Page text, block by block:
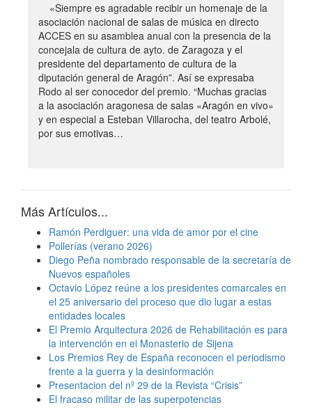
«Siempre es agradable recibir un homenaje de la
asociación nacional de salas de música en directo
ACCES en su asamblea anual con la presencia de la
concejala de cultura de ayto. de Zaragoza y el
presidente del departamento de cultura de la
diputación general de Aragón”. Así se expresaba
Rodo al ser conocedor del premio. “Muchas gracias
a la asociación aragonesa de salas «Aragón en vivo»
y en especial a Esteban Villarocha, del teatro Arbolé,
por sus emotivas…
Más Artículos...
Ramón Perdiguer: una vida de amor por el cine
Pollerías (verano 2026)
Diego Peña nombrado responsable de la secretaría de
Nuevos españoles
Octavio López reúne a los presidentes comarcales en
el 25 aniversario del proceso que dio lugar a estas
entidades locales
El Premio Arquitectura 2026 de Rehabilitación es para
la intervención en el Monasterio de Sijena
Los Premios Rey de España reconocen el periodismo
frente a la guerra y la desinformación
Presentacion del nº 29 de la Revista “Crisis”
El fracaso militar de las superpotencias